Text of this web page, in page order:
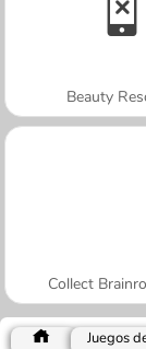
Beauty
Collect
Juegos